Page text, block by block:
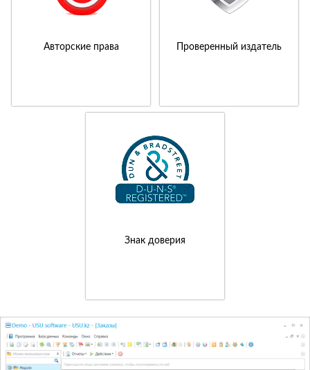
Авторские права Проверенный издатель
Знак доверия